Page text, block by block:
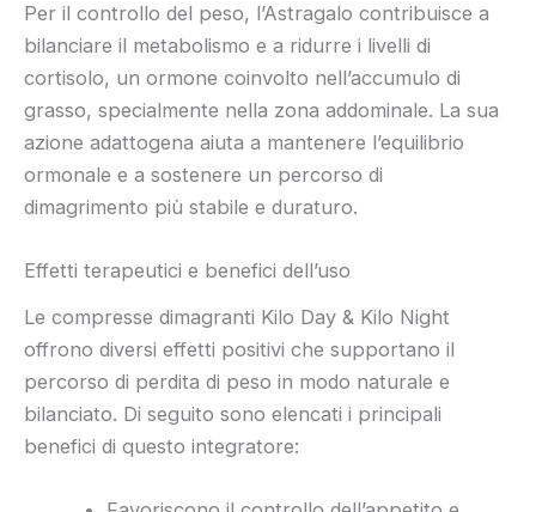
Per il controllo del peso, l’Astragalo contribuisce a
bilanciare il metabolismo e a ridurre i livelli di
cortisolo, un ormone coinvolto nell’accumulo di
grasso, specialmente nella zona addominale. La sua
azione adattogena aiuta a mantenere l’equilibrio
ormonale e a sostenere un percorso di
dimagrimento più stabile e duraturo.
Effetti terapeutici e benefici dell’uso
Le compresse dimagranti Kilo Day & Kilo Night
offrono diversi effetti positivi che supportano il
percorso di perdita di peso in modo naturale e
bilanciato. Di seguito sono elencati i principali
benefici di questo integratore: